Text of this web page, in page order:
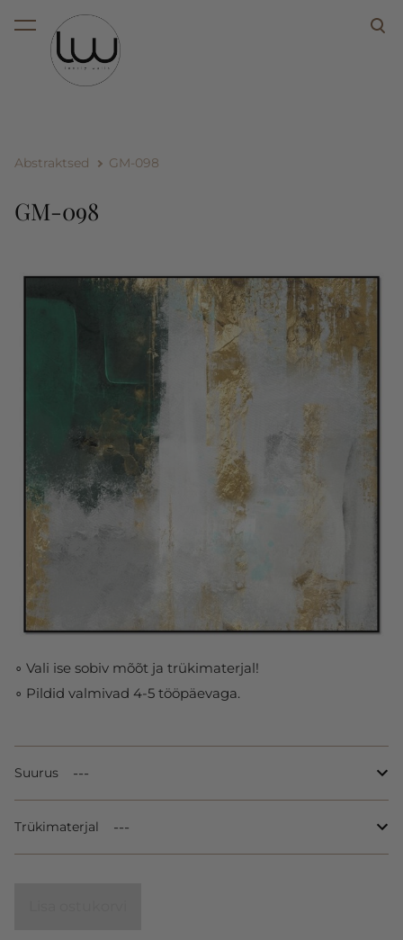
lisati ostukorvi.
Abstraktsed GM-098
GM-098
∘ Vali ise sobiv mõõt ja trükimaterjal!
∘ Pildid valmivad 4-5 tööpäevaga.
Suurus
Trükimaterjal